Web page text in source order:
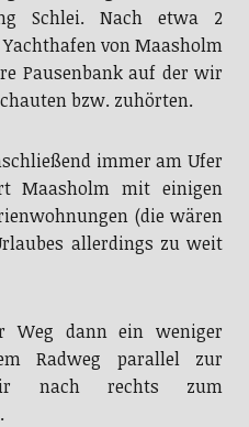
Schlei. Nach etwa 2
von Maasholm
Pausenbank auf der wir
bzw. zuhörten.
immer am Ufer
Maasholm mit einigen
(die wären
allerdings zu weit
Weg dann ein weniger
Radweg parallel zur
nach rechts zum